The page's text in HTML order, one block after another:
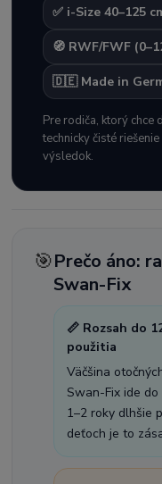
✅ i-Size 40–125
🧭 RWF/FWF
🇩🇪 Made in
Pre rodiča, ktorý chce
technicky čisté
výsledok.
🎯Prečo áno:
Swan-Fix
📏 Rozsah do
použitia
Väčšina
Swan-Fix ide
1–2 roky dlhšie
deťoch je to